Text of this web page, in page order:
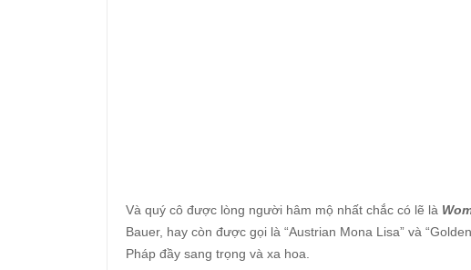
Và quý cô được lòng người hâm mộ nhất chắc có lẽ là
Bauer, hay còn được gọi là “Austrian Mona Lisa” và
Pháp đầy sang trọng và xa hoa.